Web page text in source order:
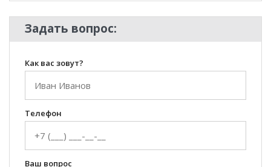
Задать вопрос:
Как вас зовут?
Телефон
Ваш вопрос